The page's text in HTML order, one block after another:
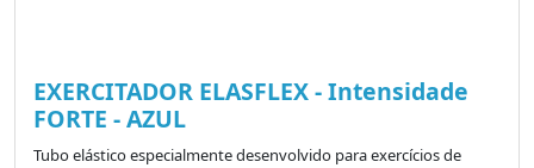
EXERCITADOR ELASFLEX - Intensidade
FORTE - AZUL
Tubo elástico especialmente desenvolvido para exercícios de